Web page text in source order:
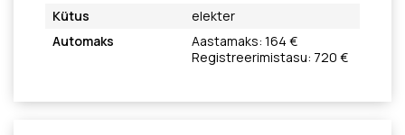
Kütus
elekter
Automaks
Aastamaks: 164 €
Registreerimistasu: 720 €